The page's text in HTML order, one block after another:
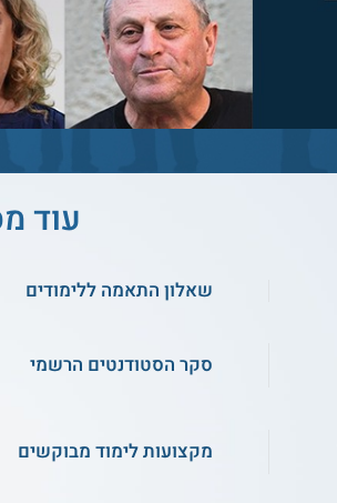
עוד
שאלון התאמה ללימודים
סקר הסטודנטים הרשמי
מקצועות לימוד מבוקשים